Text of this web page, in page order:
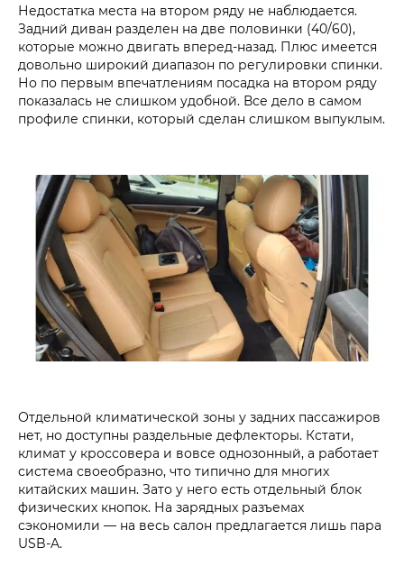
Недостатка места на втором ряду не наблюдается.
Задний диван разделен на две половинки (40/60),
которые можно двигать вперед-назад. Плюс имеется
довольно широкий диапазон по регулировки спинки.
Но по первым впечатлениям посадка на втором ряду
показалась не слишком удобной. Все дело в самом
профиле спинки, который сделан слишком выпуклым.
Отдельной климатической зоны у задних пассажиров
нет, но доступны раздельные дефлекторы. Кстати,
климат у кроссовера и вовсе однозонный, а работает
система своеобразно, что типично для многих
китайских машин. Зато у него есть отдельный блок
физических кнопок. На зарядных разъемах
сэкономили — на весь салон предлагается лишь пара
USB-A.